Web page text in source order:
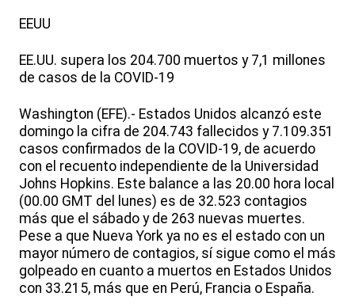
EEUU
EE.UU. supera los 204.700 muertos y 7,1 millones
de casos de la COVID-19
Washington (EFE).- Estados Unidos alcanzó este
domingo la cifra de 204.743 fallecidos y 7.109.351
casos confirmados de la COVID-19, de acuerdo
con el recuento independiente de la Universidad
Johns Hopkins. Este balance a las 20.00 hora local
(00.00 GMT del lunes) es de 32.523 contagios
más que el sábado y de 263 nuevas muertes.
Pese a que Nueva York ya no es el estado con un
mayor número de contagios, sí sigue como el más
golpeado en cuanto a muertos en Estados Unidos
con 33.215, más que en Perú, Francia o España.